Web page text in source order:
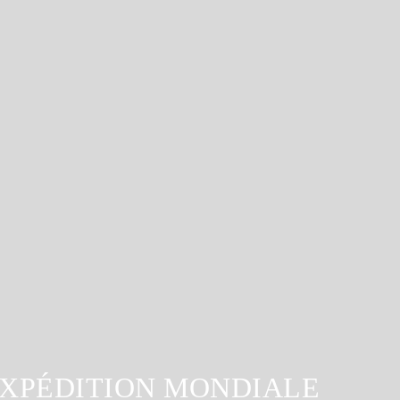
MONDIALE